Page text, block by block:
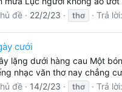
đề 22/2/23 thơ Trả
cưới
lặng dưới hàng cau Một
nhạc văn thơ nay chẳng
đề 14/2/23 thơ Trả